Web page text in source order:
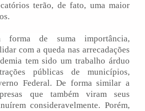
terão, de fato, uma maior
de suma importância,
com a queda nas arrecadações
tem sido um trabalho árduo
públicas de municípios,
Federal. De forma similar a
que também viram seus
consideravelmente. Porém,